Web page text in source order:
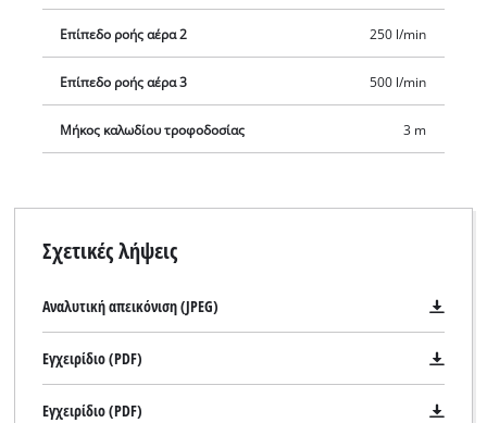
Επίπεδο ροής αέρα 2 250 l/min
Επίπεδο ροής αέρα 3 500 l/min
Μήκος καλωδίου τροφοδοσίας 3 m
Σχετικές λήψεις
Αναλυτική απεικόνιση (JPEG)
Εγχειρίδιο (PDF)
Εγχειρίδιο (PDF)